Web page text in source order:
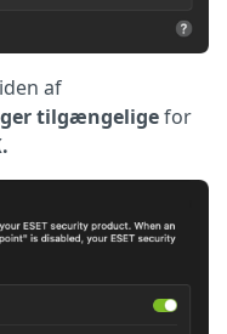
af
tilgængeligefor